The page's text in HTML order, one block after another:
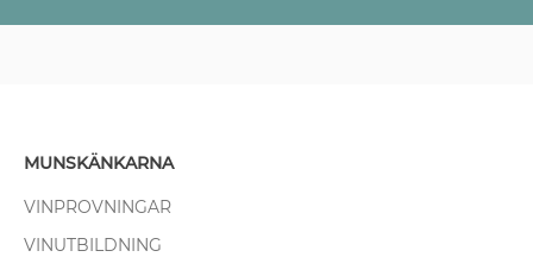
MUNSKÄNKARNA
VINPROVNINGAR
VINUTBILDNING